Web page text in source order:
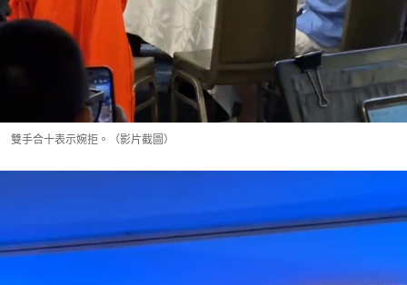
雙手合十表示婉拒。（影片截圖）